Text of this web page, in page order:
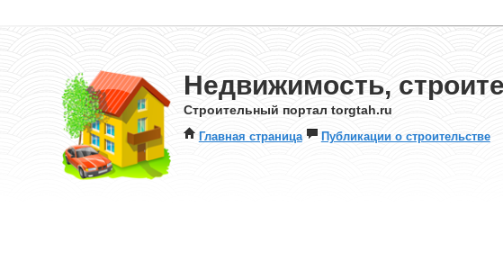
Недвижимость,
Строительный портал torgtah.ru
Главная страница Публикации о строительстве